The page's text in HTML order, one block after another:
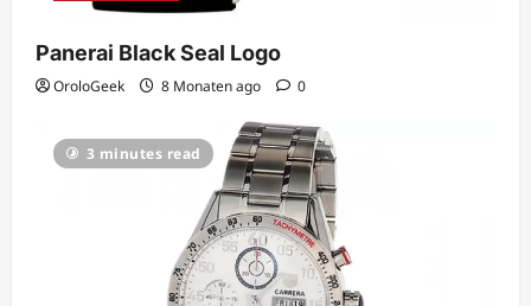
Panerai Black Seal Logo
OroloGeek 8 Monaten ago 0
3 minutes read